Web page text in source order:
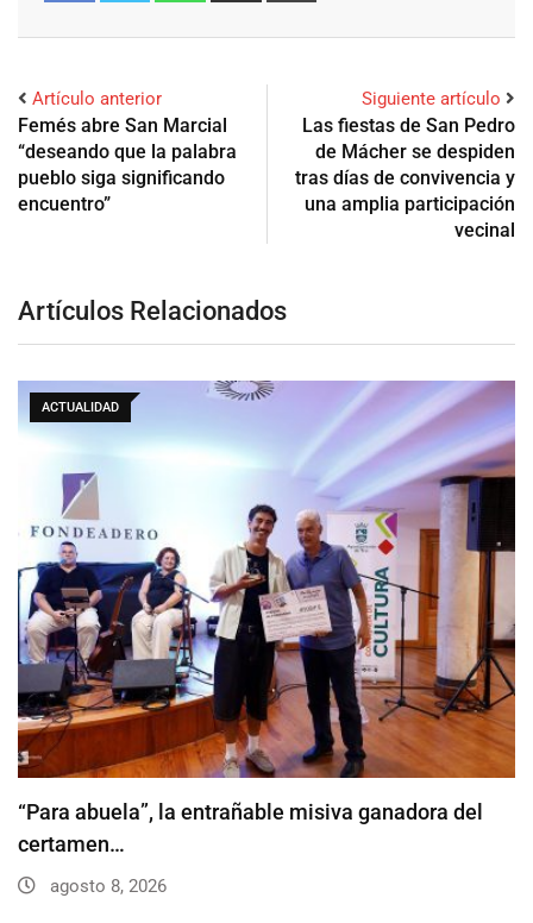
Artículo anterior
Femés abre San Marcial
“deseando que la palabra
pueblo siga significando
encuentro”
Siguiente artículo
Las fiestas de San Pedro
de Mácher se despiden
tras días de convivencia y
una amplia participación
vecinal
Artículos Relacionados
ACTUALIDAD
“Para abuela”, la entrañable misiva ganadora del
certamen…
agosto 8, 2026